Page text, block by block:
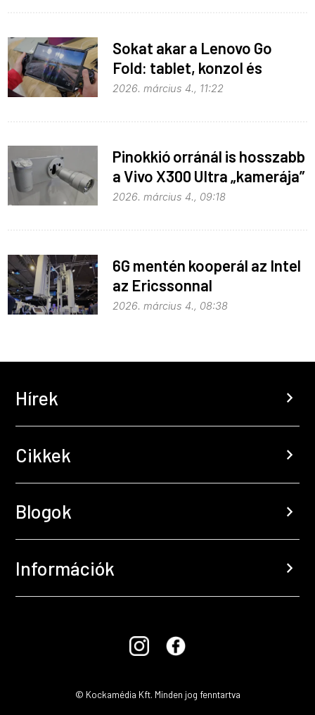
Sokat akar a Lenovo Go
Fold: tablet, konzol és
notebook egyben
2026. március 4., 11:22
Pinokkió orránál is hosszabb
a Vivo X300 Ultra „kamerája”
2026. március 4., 09:18
6G mentén kooperál az Intel
az Ericssonnal
2026. március 4., 08:38
Hírek chevron_right
Cikkek chevron_right
Blogok chevron_right
Információk chevron_right
© Kockamédia Kft. Minden jog fenntartva